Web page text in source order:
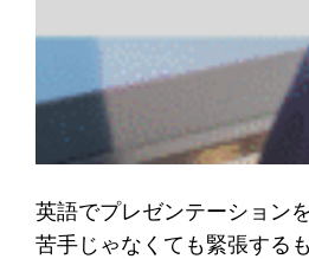
英語でプレゼンテーション
苦手じゃなくても緊張する